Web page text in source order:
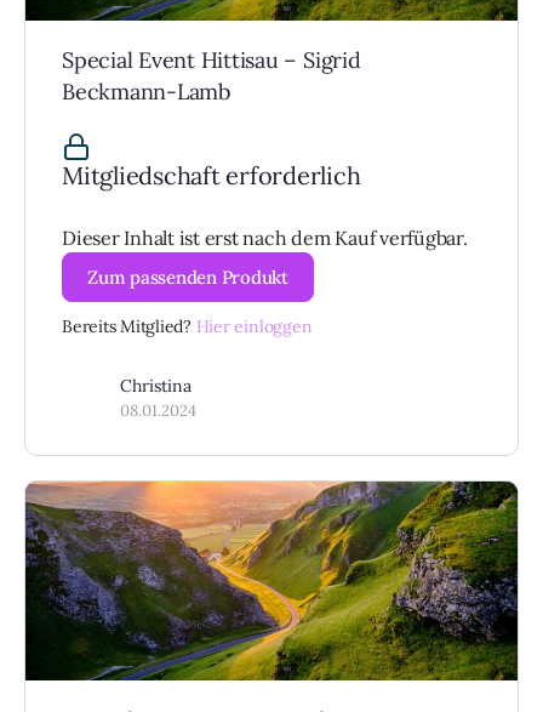
Special Event Hittisau – Sigrid
Beckmann-Lamb
Mitgliedschaft erforderlich
Dieser Inhalt ist erst nach dem Kauf verfügbar.
Zum passenden Produkt
Bereits Mitglied? Hier einloggen
Christina
08.01.2024